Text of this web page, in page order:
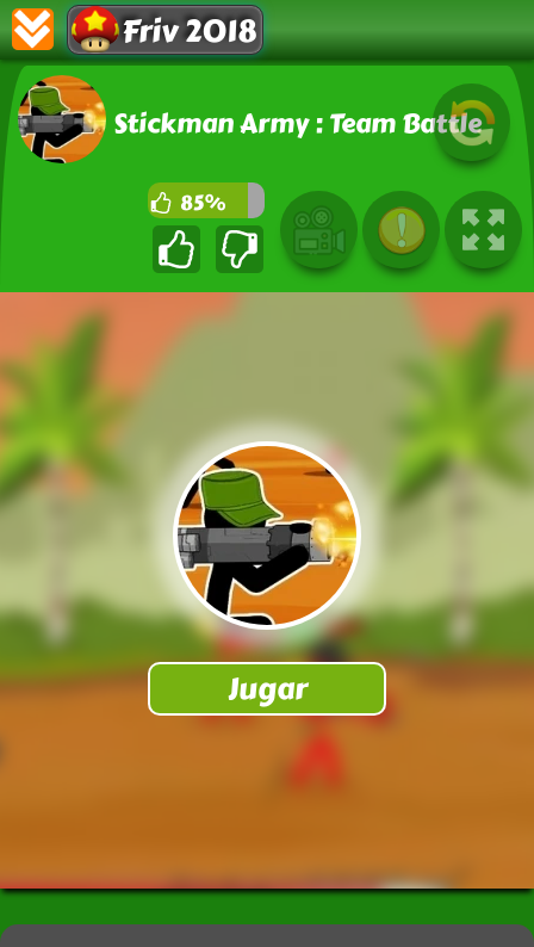
Friv 2018
Stickman Army : Team Battle
85%